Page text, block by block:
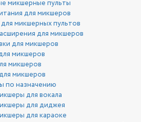
микшерные пульты
для микшеров
микшерных пультов
для микшеров
для микшеров
микшеров
микшеров
микшеров
по назначению
для вокала
для диджея
для караоке